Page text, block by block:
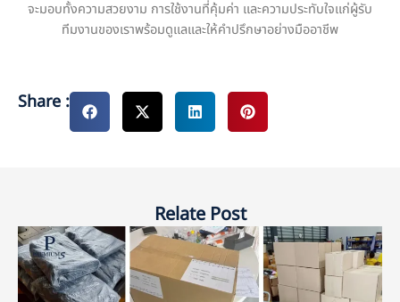
จะมอบทั้งความสวยงาม การใช้งานที่คุ้มค่า และความประทับใจแก่ผู้รับ
ทีมงานของเราพร้อมดูแลและให้คำปรึกษาอย่างมืออาชีพ
Share :
Relate Post